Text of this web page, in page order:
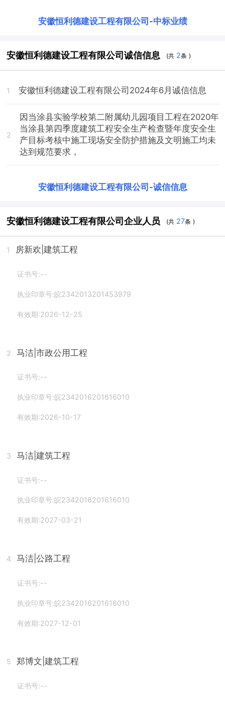
安徽恒利德建设工程有限公司 -中标业绩
安徽恒利德建设工程有限公司诚信信息 (共 2条 )
1 安徽恒利德建设工程有限公司2024年6月诚信信息
2
因当涂县实验学校第二附属幼儿园项目工程在2020年
当涂县第四季度建筑工程安全生产检查暨年度安全生
产目标考核中施工现场安全防护措施及文明施工均未
达到规范要求，
安徽恒利德建设工程有限公司 -诚信信息
安徽恒利德建设工程有限公司企业人员 (共 27条 )
1 房新欢 |建筑工程
证书号:--
执业印章号:皖2342013201453979
有效期:2026-12-25
2 马洁 |市政公用工程
证书号:--
执业印章号:皖2342016201616010
有效期:2026-10-17
3 马洁 |建筑工程
证书号:--
执业印章号:皖2342016201616010
有效期:2027-03-21
4 马洁 |公路工程
证书号:--
执业印章号:皖2342016201616010
有效期:2027-12-01
5 郑博文 |建筑工程
证书号:--